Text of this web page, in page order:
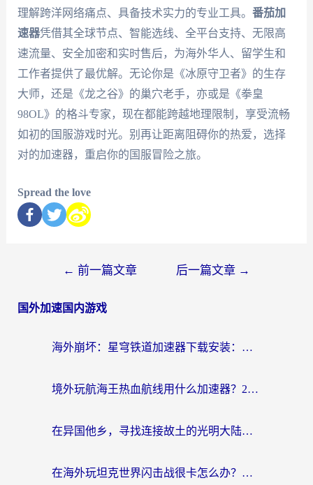
理解跨洋网络痛点、具备技术实力的专业工具。 番茄加
速器凭借其全球节点、智能选线、全平台支持、无限高
速流量、安全加密和实时售后，为海外华人、留学生和
工作者提供了最优解。无论你是《冰原守卫者》的生存
大师，还是《龙之谷》的巢穴老手，亦或是《拳皇
98OL》的格斗专家，现在都能跨越地理限制，享受流畅
如初的国服游戏时光。别再让距离阻碍你的热爱，选择
对的加速器，重启你的国服冒险之旅。
Spread the love
← 前一篇文章 后一篇文章 →
国外加速国内游戏
海外崩坏：星穹铁道加速器下载安装：一份给游子的终极网络指南
境外玩航海王热血航线用什么加速器？2026海外玩家实测最优方案（附欧洲问道堡垒前线加速技巧）
在异国他乡，寻找连接故土的光明大陆免费加速器
在海外玩坦克世界闪击战很卡怎么办？老玩家亲测有效的加速器选择指南